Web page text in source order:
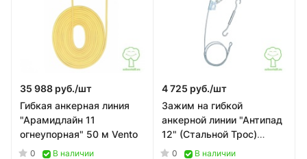
35 988 руб./шт
Гибкая анкерная линия
"Арамидлайн 11
огнеупорная" 50 м Vento
0
В наличии
4 725 руб./шт
Зажим на гибкой
анкерной линии "Антипад
12" (Стальной Трос)
Потенциал (20 м)
0 В наличии